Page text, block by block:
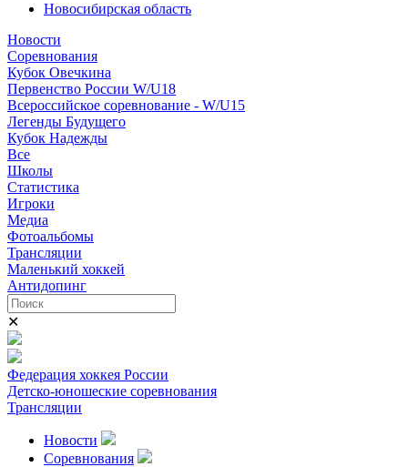
Новосибирская область
Новости
Соревнования
Кубок Овечкина
Первенство России W/U18
Всероссийское соревнование - W/U15
Легенды Будущего
Кубок Надежды
Все
Школы
Статистика
Игроки
Медиа
Фотоальбомы
Трансляции
Маленький хоккей
Антидопинг
✕
Федерация хоккея России
Детско-юношеские соревнования
Трансляции
Новости
Соревнования